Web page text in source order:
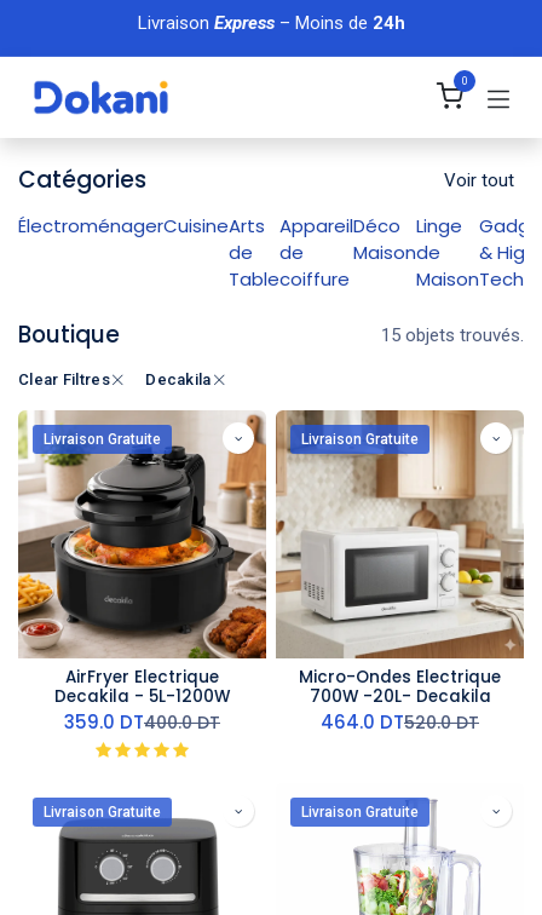
Se rendre au contenu
Livraison Express– Moins de 24h
0
Catégories Voir tout
ÉlectroménagerCuisineArts
de
Table
Appareil
de
coiffure
Déco
Maison
Linge
de
Maison
& High
Tech
Boutique 15 objets trouvés.
Clear Filtres Decakila
Livraison Gratuite
AirFryer Electrique
Decakila - 5L-1200W
359.0 DT400.0DT
Livraison Gratuite
Micro-Ondes Electrique
700W -20L- Decakila
464.0 DT520.0DT
Livraison Gratuite Livraison Gratuite